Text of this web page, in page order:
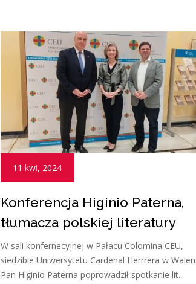
11 kwi, 2024
Konferencja Higinio Paterna,
tłumacza polskiej literatury
W sali konfernecyjnej w Pałacu Colomina CEU,
siedzibie Uniwersytetu Cardenal Herrrera w
Pan Higinio Paterna poprowadził spotkanie lit...